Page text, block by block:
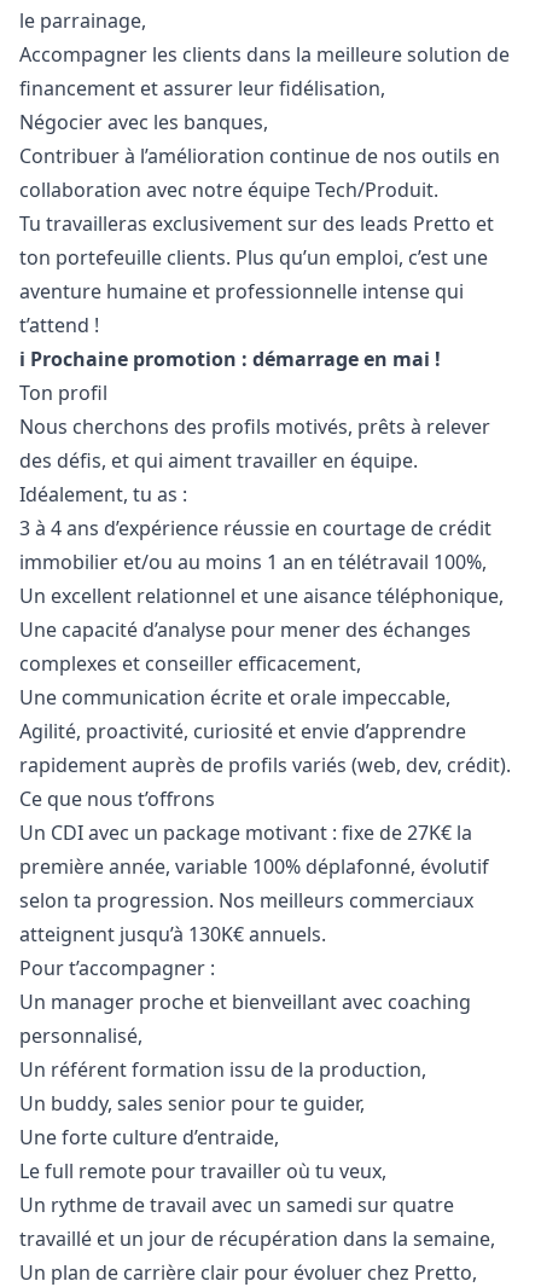
le parrainage,
Accompagner les clients dans la meilleure solution de
financement et assurer leur fidélisation,
Négocier avec les banques,
Contribuer à l’amélioration continue de nos outils en
collaboration avec notre équipe Tech/Produit.
Tu travailleras exclusivement sur des leads Pretto et
ton portefeuille clients. Plus qu’un emploi, c’est une
aventure humaine et professionnelle intense qui
t’attend !
ℹ️ Prochaine promotion : démarrage en mai !
Ton profil
Nous cherchons des profils motivés, prêts à relever
des défis, et qui aiment travailler en équipe.
Idéalement, tu as :
3 à 4 ans d’expérience réussie en courtage de crédit
immobilier et/ou au moins 1 an en télétravail 100%,
Un excellent relationnel et une aisance téléphonique,
Une capacité d’analyse pour mener des échanges
complexes et conseiller efficacement,
Une communication écrite et orale impeccable,
Agilité, proactivité, curiosité et envie d’apprendre
rapidement auprès de profils variés (web, dev, crédit).
Ce que nous t’offrons
Un CDI avec un package motivant : fixe de 27K€ la
première année, variable 100% déplafonné, évolutif
selon ta progression. Nos meilleurs commerciaux
atteignent jusqu’à 130K€ annuels.
Pour t’accompagner :
Un manager proche et bienveillant avec coaching
personnalisé,
Un référent formation issu de la production,
Un buddy, sales senior pour te guider,
Une forte culture d’entraide,
Le full remote pour travailler où tu veux,
Un rythme de travail avec un samedi sur quatre
travaillé et un jour de récupération dans la semaine,
Un plan de carrière clair pour évoluer chez Pretto,